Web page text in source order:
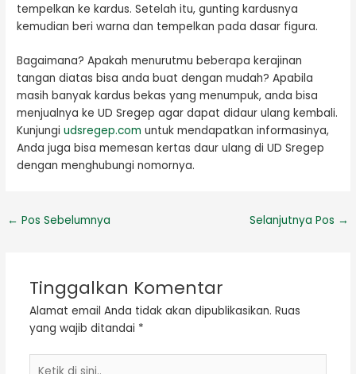
tempelkan ke kardus. Setelah itu, gunting kardusnya
kemudian beri warna dan tempelkan pada dasar figura.
Bagaimana? Apakah menurutmu beberapa kerajinan
tangan diatas bisa anda buat dengan mudah? Apabila
masih banyak kardus bekas yang menumpuk, anda bisa
menjualnya ke UD Sregep agar dapat didaur ulang kembali.
Kunjungiudsregep.com untuk mendapatkan informasinya,
Anda juga bisa memesan kertas daur ulang di UD Sregep
dengan menghubungi nomornya.
← Pos Sebelumnya Selanjutnya Pos →
Tinggalkan Komentar
Alamat email Anda tidak akan dipublikasikan. Ruas
yang wajib ditandai *